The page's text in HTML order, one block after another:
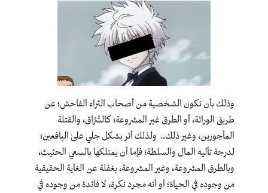
وذلك بأن تكون الشخصية من أصحاب الثراء الفاحش؛ عن
طريق الوراثة، أو الطرق غير المشروعة؛ كالسُّرَّاق، والقتلة
المأجورين، وغير ذلك.. ولذلك أثر بشكل جلي علىٰ اليافعين؛
لدرجة تأليه المال والسلطة؛ فإما أن يمتلكها بالسعي الحثيث،
وبالطرق المشروعة، وغير المشروعة، بغفلة عن الغاية الحقيقية
من وجوده في الحياة؛ أو أنه مجرد نكرة، لا فائدة من وجوده في